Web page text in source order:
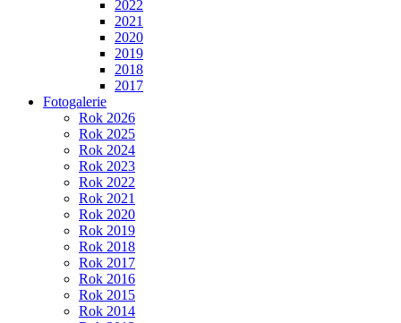
2022
2021
2020
2019
2018
2017
Fotogalerie
Rok 2026
Rok 2025
Rok 2024
Rok 2023
Rok 2022
Rok 2021
Rok 2020
Rok 2019
Rok 2018
Rok 2017
Rok 2016
Rok 2015
Rok 2014